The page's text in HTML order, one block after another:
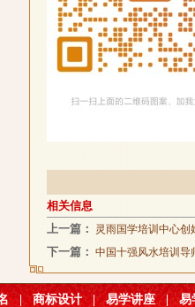
相关信息
上一篇：
灵雨国学培训中心
下一篇： 中国十强风水培训导
| 商标设计 | 易学讲座 | 易